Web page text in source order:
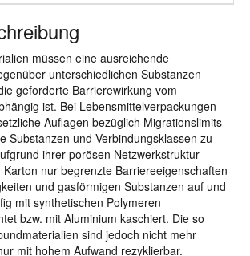
müssen eine ausreichende
unterschiedlichen Substanzen
geforderte Barrierewirkung vom
ist. Bei Lebensmittelverpackungen
Auflagen bezüglich Migrationslimits
Substanzen und Verbindungsklassen zu
ihrer porösen Netzwerkstruktur
nur begrenzte Barriereeigenschaften
und gasförmigen Substanzen auf und
mit synthetischen Polymeren
bzw. mit Aluminium kaschiert. Die so
sind jedoch nicht mehr
mit hohem Aufwand rezyklierbar.